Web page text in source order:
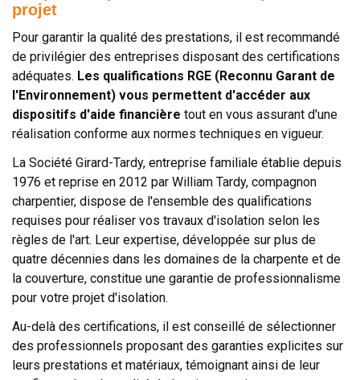
projet
Pour garantir la qualité des prestations, il est recommandé
de privilégier des entreprises disposant des certifications
adéquates. Les qualifications RGE (Reconnu Garant de
l'Environnement) vous permettent d'accéder aux
dispositifs d'aide financière tout en vous assurant d'une
réalisation conforme aux normes techniques en vigueur.
La Société Girard-Tardy, entreprise familiale établie depuis
1976 et reprise en 2012 par William Tardy, compagnon
charpentier, dispose de l'ensemble des qualifications
requises pour réaliser vos travaux d'isolation selon les
règles de l'art. Leur expertise, développée sur plus de
quatre décennies dans les domaines de la charpente et de
la couverture, constitue une garantie de professionnalisme
pour votre projet d'isolation.
Au-delà des certifications, il est conseillé de sélectionner
des professionnels proposant des garanties explicites sur
leurs prestations et matériaux, témoignant ainsi de leur